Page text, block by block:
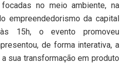
no meio ambiente, na
empreendedorismo da capital
15h, o evento promoveu
de forma interativa, a
sua transformação em produto